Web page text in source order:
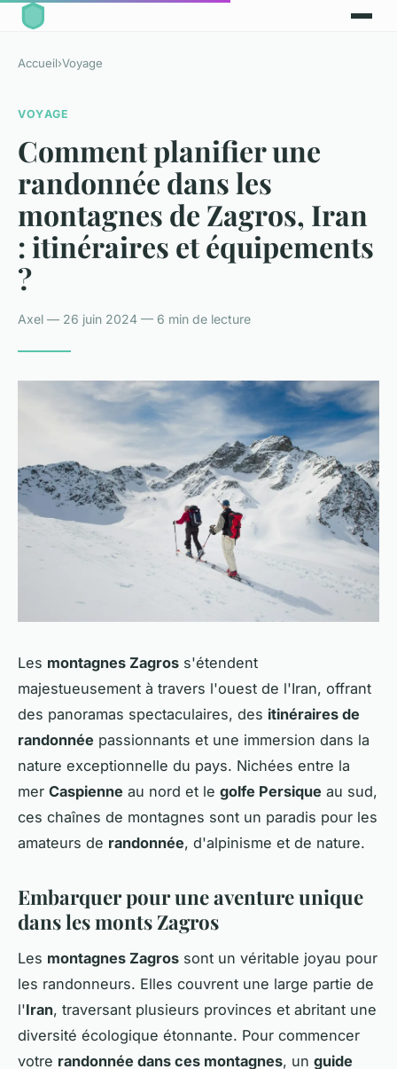
Accueil›Voyage
VOYAGE
Comment planifier une
randonnée dans les
montagnes de Zagros, Iran
: itinéraires et équipements
?
Axel — 26 juin 2024 — 6 min de lecture
Les montagnes Zagros s'étendent
majestueusement à travers l'ouest de l'Iran, offrant
des panoramas spectaculaires, des itinéraires de
randonnée passionnants et une immersion dans la
nature exceptionnelle du pays. Nichées entre la
mer Caspienne au nord et le golfe Persique au sud,
ces chaînes de montagnes sont un paradis pour les
amateurs de randonnée, d'alpinisme et de nature.
Embarquer pour une aventure unique
dans les monts Zagros
Les montagnes Zagros sont un véritable joyau pour
les randonneurs. Elles couvrent une large partie de
l'Iran, traversant plusieurs provinces et abritant une
diversité écologique étonnante. Pour commencer
votre randonnée dans ces montagnes, un guide